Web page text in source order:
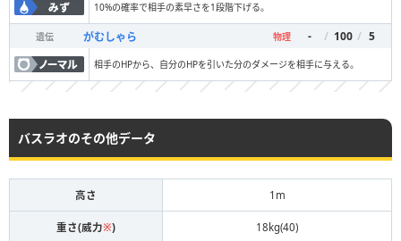
10%の確率で相手の素早さを1段階下げる。
遺伝 がむしゃら 物理 - / 100 / 5
相手のHPから、自分のHPを引いた分のダメージを相手に与える。
バスラオのその他データ
高さ 1m
重さ(威力※) 18kg(40)